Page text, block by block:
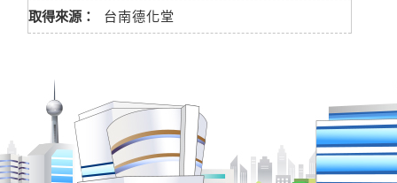
取得來源： 台南德化堂